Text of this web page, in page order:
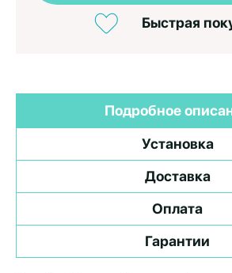
Быстрая
Подробное
Установка
Доставка
Оплата
Гарантии